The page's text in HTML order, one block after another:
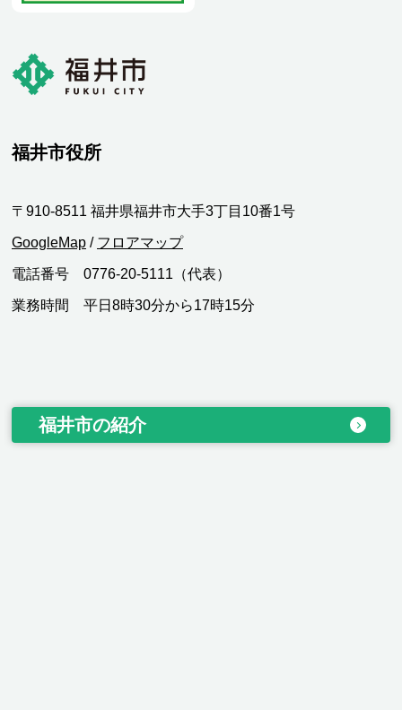
福井市役所
〒910-8511 福井県福井市大手3丁目10番1号
GoogleMap / フロアマップ
電話番号 0776-20-5111（代表）
業務時間 平日8時30分から17時15分
福井市の紹介